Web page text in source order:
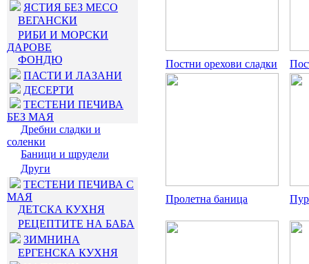
ЯСТИЯ БЕЗ МЕСО
ВЕГАНСКИ
РИБИ И МОРСКИ
ДАРОВЕ
ФОНДЮ
ПАСТИ И ЛАЗАНИ
ДЕСЕРТИ
ТЕСТЕНИ ПЕЧИВА
БЕЗ МАЯ
Дребни сладки и
соленки
Баници и щрудели
Други
ТЕСТЕНИ ПЕЧИВА С
МАЯ
ДЕТСКА КУХНЯ
РЕЦЕПТИТЕ НА БАБА
ЗИМНИНА
ЕРГЕНСКА КУХНЯ
Постни орехови сладки
Пролетна баница